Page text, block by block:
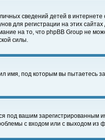
сведений детей в
для регистрации на этих
на то, что phpBB Group не
силы.
имя, под которым вы пытаетесь
под вашим
с входом или с выходом